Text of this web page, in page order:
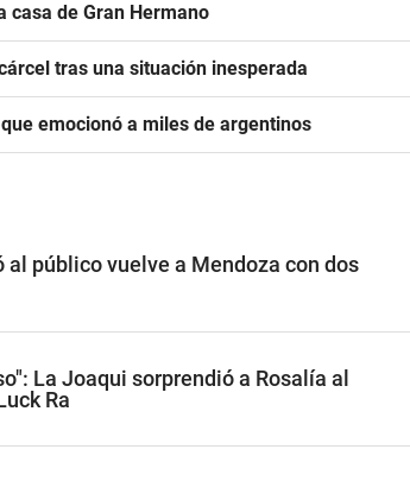
casa de Gran Hermano
tras una situación inesperada
emocionó a miles de argentinos
al público vuelve a Mendoza con dos
La Joaqui sorprendió a Rosalía al
Ra